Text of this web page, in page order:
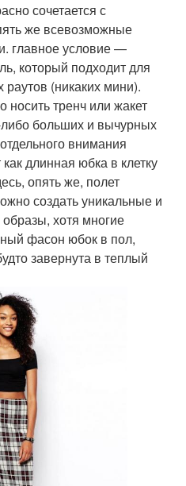
сочетается с
же всевозможные
главное условие —
который подходит для
раутов (никаких мини).
тренч или жакет
либо больших и вычурных
внимания
длинная юбка в клетку
опять же, полет
создать уникальные и
хотя многие
фасон юбок в пол,
завернута в теплый